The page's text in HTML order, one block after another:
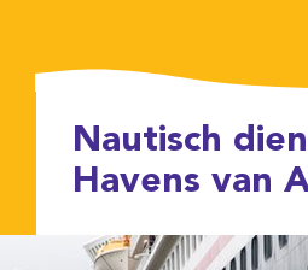
Nautisch
Havens van